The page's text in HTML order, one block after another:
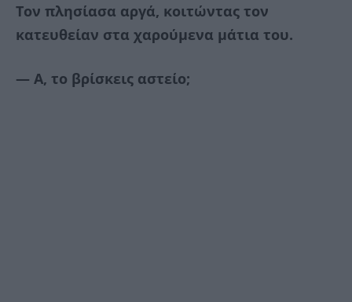
Τον πλησίασα αργά, κοιτώντας τον
κατευθείαν στα χαρούμενα μάτια του.
— Α, το βρίσκεις αστείο;